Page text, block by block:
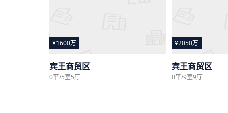
¥1600万
宾王商贸区
0平/5室5厅
¥2050万
宾王商贸区
0平/9室9厅